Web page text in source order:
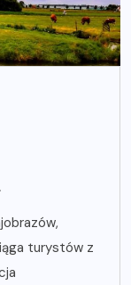
turystów z